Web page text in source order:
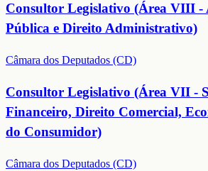
Consultor Legislativo (Área VIII -
Pública e Direito Administrativo)
Câmara dos Deputados (CD)
Consultor Legislativo (Área VII -
Financeiro, Direito Comercial,
do Consumidor)
Câmara dos Deputados (CD)